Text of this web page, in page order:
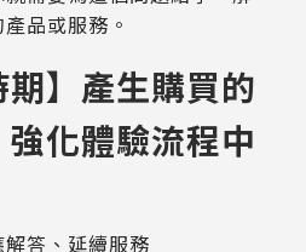
品或服務。
期】產生購買的
化體驗流程中
答、延續服務